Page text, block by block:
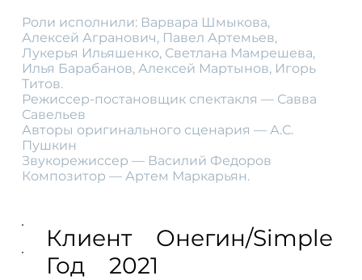
Роли исполнили: Варвара Шмыкова,
Алексей Агранович, Павел Артемьев,
Лукерья Ильяшенко, Светлана Мамрешева,
Илья Барабанов, Алексей Мартынов, Игорь
Титов.
Режиссер-постановщик спектакля — Савва
Савельев
Авторы оригинального сценария — А.С.
Пушкин
Звукорежиссер — Василий Федоров
Композитор — Артем Маркарьян.
Клиент
Онегин/Simple
Год
2021